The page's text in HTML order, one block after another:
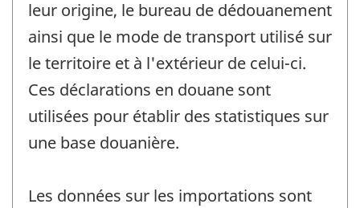
leur origine, le bureau de dédouanement
ainsi que le mode de transport utilisé sur
le territoire et à l'extérieur de celui-ci.
Ces déclarations en douane sont
utilisées pour établir des statistiques sur
une base douanière.
Les données sur les importations sont